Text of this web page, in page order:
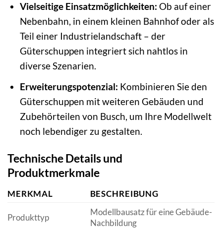
Vielseitige Einsatzmöglichkeiten: Ob auf einer
Nebenbahn, in einem kleinen Bahnhof oder als
Teil einer Industrielandschaft – der
Güterschuppen integriert sich nahtlos in
diverse Szenarien.
Erweiterungspotenzial: Kombinieren Sie den
Güterschuppen mit weiteren Gebäuden und
Zubehörteilen von Busch, um Ihre Modellwelt
noch lebendiger zu gestalten.
Technische Details und
Produktmerkmale
MERKMAL BESCHREIBUNG
Produkttyp
Modellbausatz für eine Gebäude-
Nachbildung